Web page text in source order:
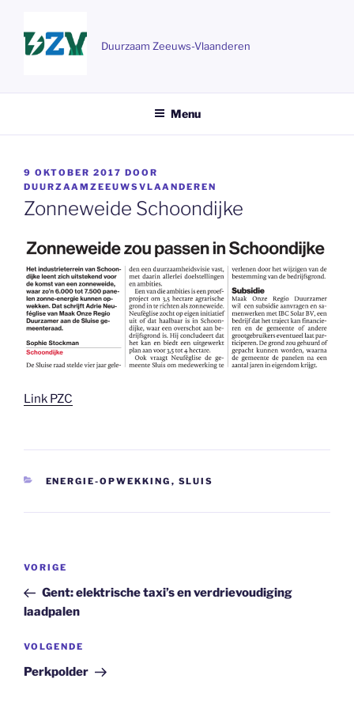
Duurzaam Zeeuws-Vlaanderen
Menu
GEPLAATST
OP
9 OKTOBER 2017 DOOR
DUURZAAMZEEUWSVLAANDEREN
Zonneweide Schoondijke
Link PZC
CATEGORIEËN
ENERGIE-OPWEKKING , SLUIS
Bericht
Vorig
bericht
VORIGE
Gent: elektrische taxi’s en verdrievoudiging
laadpalen
Volgend
bericht
VOLGENDE
Perkpolder